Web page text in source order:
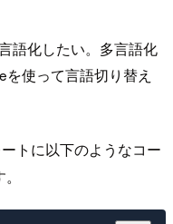
語化したい。多言語化
使って言語切り替え
トに以下のようなコー